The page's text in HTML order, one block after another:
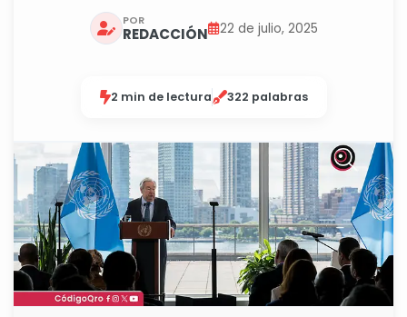
POR
REDACCIÓN 22 de julio, 2025
2 min de lectura 322 palabras